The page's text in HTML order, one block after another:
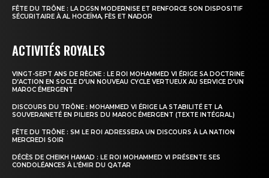
FÊTE DU TRÔNE : LA DGSN MODERNISE ET RENFORCE SON DISPOSITIF
SÉCURITAIRE À AL HOCEÏMA, FÈS ET NADOR
ACTIVITÉS ROYALES
VINGT-SEPT ANS DE RÈGNE : LE ROI MOHAMMED VI ÉRIGE SA DOCTRINE
D’ACTION EN SOCLE D’UN NOUVEAU CYCLE VERTUEUX AU SERVICE D’UN
MAROC ÉMERGENT
DISCOURS DU TRÔNE : MOHAMMED VI ÉRIGE LA STABILITÉ ET LA
SOUVERAINETÉ EN PILIERS DU MAROC ÉMERGENT (TEXTE INTÉGRAL)
FÊTE DU TRÔNE : SM LE ROI ADRESSERA UN DISCOURS À LA NATION
MERCREDI SOIR
DÉCÈS DE CHEIKH HAMAD : LE ROI MOHAMMED VI PRÉSENTE SES
CONDOLÉANCES À L’ÉMIR DU QATAR